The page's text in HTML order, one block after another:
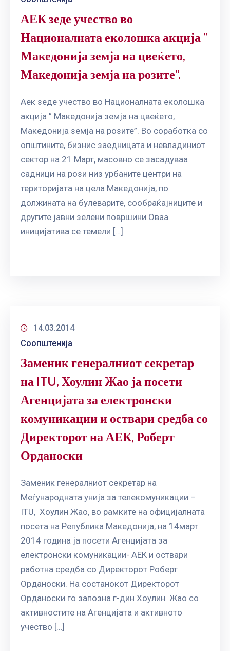
АЕК зеде учество во
Националната еколошка акција ”
Македонија земја на цвеќето,
Македонија земја на розите”.
Аек зеде учество во Националната еколошка
акција ” Македонија земја на цвеќето,
Македонија земја на розите”. Во соработка со
општините, бизнис заедницата и невладиниот
сектор на 21 Март, масовно се засадуваа
садници на рози низ урбаните центри на
територијата на цела Македонија, по
должината на булеварите, сообраќајниците и
другите јавни зелени површини.Оваа
иницијатива се темели […]
14.03.2014
Соопштенија
Заменик генералниот секретар
на ITU, Хоулин Жао ја посети
Агенцијата за електронски
комуникации и оствари средба со
Директорот на АЕК, Роберт
Орданоски
Заменик генералниот секретар на
Меѓународната унија за телекомуникации –
ITU, Хоулин Жао, во рамките на официјалната
посета на Република Македонија, на 14март
2014 година ја посети Агенцијата за
електронски комуникации- АЕК и оствари
работна средба со Директорот Роберт
Орданоски. На состанокот Директорот
Орданоски го запозна г-дин Хоулин Жао со
активностите на Агенцијата и активното
учество […]